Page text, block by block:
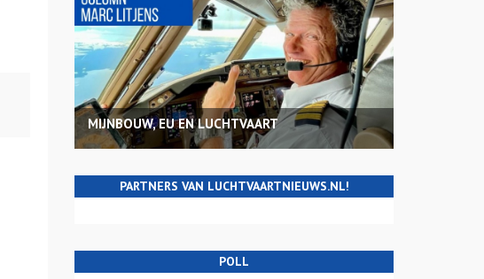
MIJNBOUW, EU EN LUCHTVAART
PARTNERS VAN LUCHTVAARTNIEUWS.NL!
POLL